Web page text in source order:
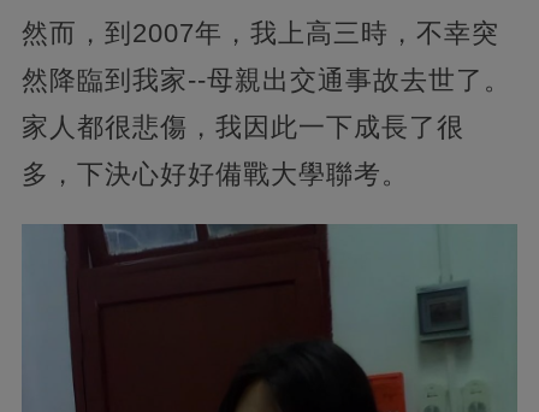
然而，到2007年，我上高三時，不幸突
然降臨到我家--母親出交通事故去世了。
家人都很悲傷，我因此一下成長了很
多，下決心好好備戰大學聯考。